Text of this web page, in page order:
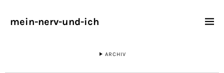
mein-nerv-und-ich
ARCHIV